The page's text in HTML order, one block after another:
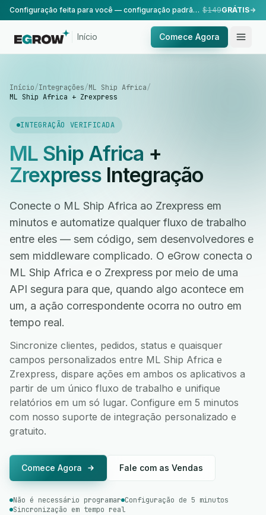
Configuração feita para você — configuração padrão, realizada pela nossa equipe. $149GRÁTIS
Início Comece Agora
Início/Integrações/ML Ship Africa/
ML Ship Africa + Zrexpress
INTEGRAÇÃO VERIFICADA
ML Ship Africa +
ZrexpressIntegração
Conecte o ML Ship Africa ao Zrexpress em
minutos e automatize qualquer fluxo de trabalho
entre eles — sem código, sem desenvolvedores e
sem middleware complicado. O eGrow conecta o
ML Ship Africa e o Zrexpress por meio de uma
API segura para que, quando algo acontece em
um, a ação correspondente ocorra no outro em
tempo real.
Sincronize clientes, pedidos, status e quaisquer
campos personalizados entre ML Ship Africa e
Zrexpress, dispare ações em ambos os aplicativos a
partir de um único fluxo de trabalho e unifique
relatórios em um só lugar. Configure em 5 minutos
com nosso suporte de integração personalizado e
gratuito.
Comece Agora Fale com as Vendas
Não é necessário programar Configuração de 5 minutos
Sincronização em tempo real